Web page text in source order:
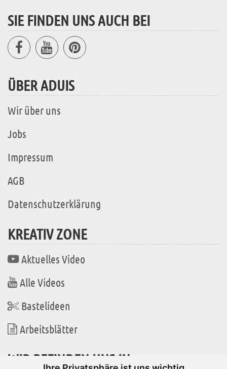
SIE FINDEN UNS AUCH BEI
ÜBER ADUIS
Wir über uns
Jobs
Impressum
AGB
Datenschutzerklärung
KREATIV ZONE
Aktuelles Video
Alle Videos
Bastelideen
Arbeitsblätter
WIR BEFINDEN UNS IN